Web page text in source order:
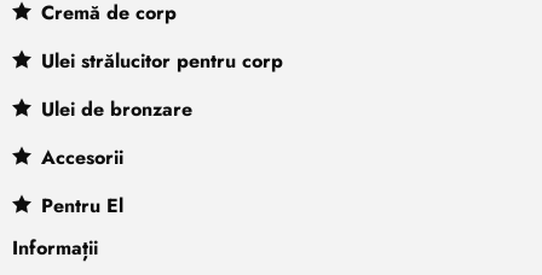
Cremă de corp
Ulei strălucitor pentru corp
Ulei de bronzare
Accesorii
Pentru El
Informații